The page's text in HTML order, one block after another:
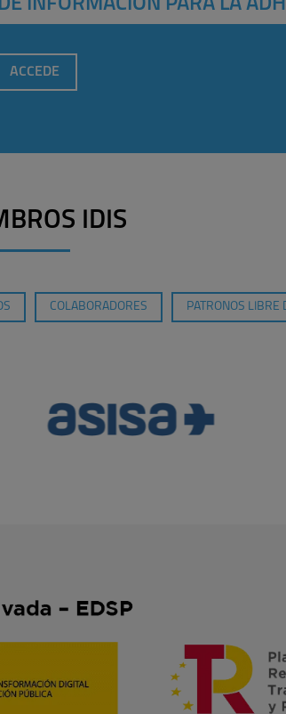
INFORMACIÓN PARA LA
ACCEDE
IDIS
COLABORADORES PATRONOS LIBRE